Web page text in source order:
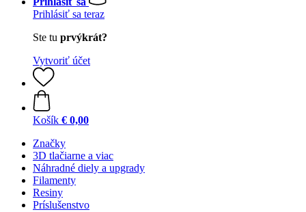
Prihlásiť sa teraz
Ste tu prvýkrát?
Vytvoriť účet
Košík € 0,00
Značky
3D tlačiarne a viac
Náhradné diely a upgrady
Filamenty
Resiny
Príslušenstvo